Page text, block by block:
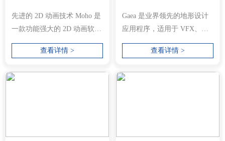
先进的 2D 动画技术 Moho 是
一款功能强大的 2D 动画软
件，它将最强大的动画技术
与最先进...
查看详情 >
Gaea 是业界领先的地形设计
应用程序，适用于 VFX、游
戏和虚拟制作。...
查看详情 >